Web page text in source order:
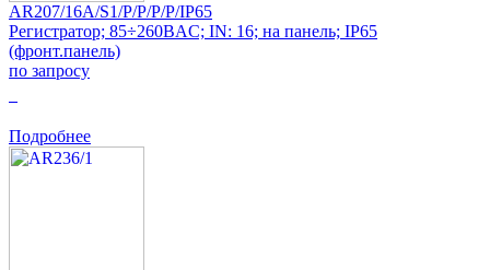
AR207/16A/S1/P/P/P/P/IP65
Регистратор; 85÷260ВAC; IN: 16; на панель; IP65
(фронт.панель)
по запросу
Подробнее